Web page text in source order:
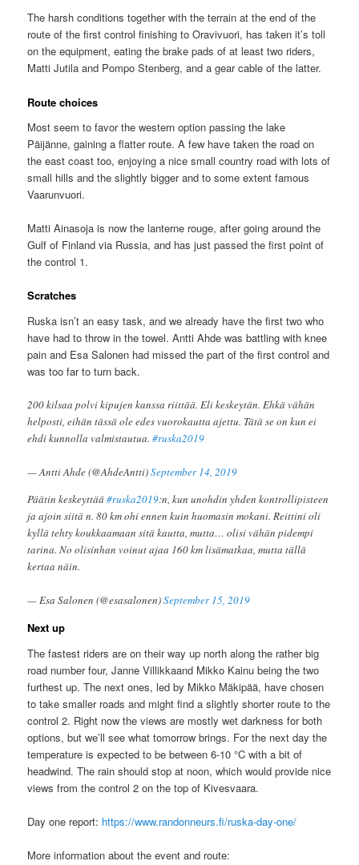
The harsh conditions together with the terrain at the end of the
route of the first control finishing to Oravivuori, has taken it’s toll
on the equipment, eating the brake pads of at least two riders,
Matti Jutila and Pompo Stenberg, and a gear cable of the latter.
Route choices
Most seem to favor the western option passing the lake
Päijänne, gaining a flatter route. A few have taken the road on
the east coast too, enjoying a nice small country road with lots of
small hills and the slightly bigger and to some extent famous
Vaarunvuori.
Matti Ainasoja is now the lanterne rouge, after going around the
Gulf of Finland via Russia, and has just passed the first point of
the control 1.
Scratches
Ruska isn’t an easy task, and we already have the first two who
have had to throw in the towel. Antti Ahde was battling with knee
pain and Esa Salonen had missed the part of the first control and
was too far to turn back.
200 kilsaa polvi kipujen kanssa riittää. Eli keskeytän. Ehkä vähän
helposti, eihän tässä ole edes vuorokautta ajettu. Tätä se on kun ei
ehdi kunnolla valmistautua.#ruska2019
— Antti Ahde (@AhdeAntti)September 14, 2019
Päätin keskeyttää#ruska2019:n, kun unohdin yhden kontrollipisteen
ja ajoin siitä n. 80 km ohi ennen kuin huomasin mokani. Reittini oli
kyllä tehty koukkaamaan sitä kautta, mutta… olisi vähän pidempi
tarina. No olisinhan voinut ajaa 160 km lisämatkaa, mutta tällä
kertaa näin.
— Esa Salonen (@esasalonen)September 15, 2019
Next up
The fastest riders are on their way up north along the rather big
road number four, Janne Villikkaand Mikko Kainu being the two
furthest up. The next ones, led by Mikko Mäkipää, have chosen
to take smaller roads and might find a slightly shorter route to the
control 2. Right now the views are mostly wet darkness for both
options, but we’ll see what tomorrow brings. For the next day the
temperature is expected to be between 6-10 °C with a bit of
headwind. The rain should stop at noon, which would provide nice
views from the control 2 on the top of Kivesvaara.
Day one report: https://www.randonneurs.fi/ruska-day-one/
More information about the event and route: